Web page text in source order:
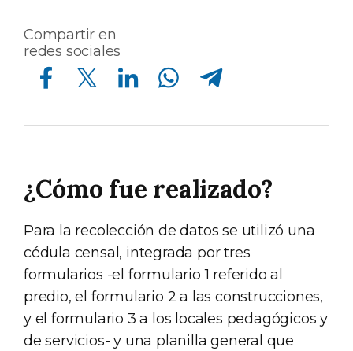
Compartir en
redes sociales
Compartir en Facebook Compartir en Twitter Compartir en Linkedin Compartir en Whatsapp Compartir en Telegram
¿Cómo fue realizado?
Para la recolección de datos se utilizó una
cédula censal, integrada por tres
formularios -el formulario 1 referido al
predio, el formulario 2 a las construcciones,
y el formulario 3 a los locales pedagógicos y
de servicios- y una planilla general que